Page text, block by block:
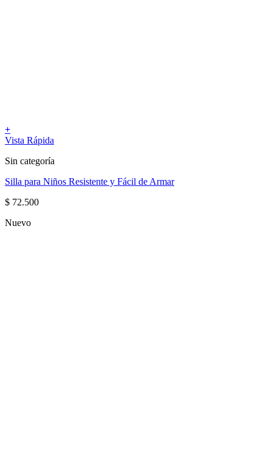
+
Vista Rápida
Sin categoría
Silla para Niños Resistente y Fácil de Armar
$ 72.500
Nuevo